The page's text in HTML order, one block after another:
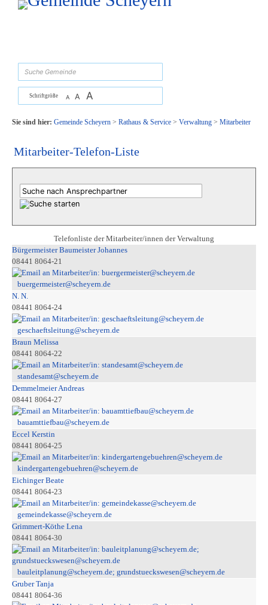
Zum Inhalt, zur Navigationoder zur Startseite springen.
Schriftgröße A A A
Sie sind hier: Gemeinde Scheyern> Rathaus & Service> Verwaltung> Mitarbeiter
Mitarbeiter-Telefon-Liste
Telefonliste der Mitarbeiter/innen der Verwaltung
Bürgermeister Baumeister Johannes
08441 8064-21
buergermeister@scheyern.de
N. N.
08441 8064-24
geschaeftsleitung@scheyern.de
Braun Melissa
08441 8064-22
standesamt@scheyern.de
Demmelmeier Andreas
08441 8064-27
bauamttiefbau@scheyern.de
Eccel Kerstin
08441 8064-25
kindergartengebuehren@scheyern.de
Eichinger Beate
08441 8064-23
gemeindekasse@scheyern.de
Grimmert-Köthe Lena
08441 8064-30
bauleitplanung@scheyern.de; grundstueckswesen@scheyern.de
Gruber Tanja
08441 8064-36